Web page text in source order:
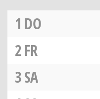
1 DO
2FR
3SA